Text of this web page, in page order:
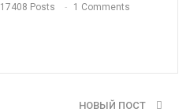
17408 Posts 1 Comments
НОВЫЙ ПОСТ